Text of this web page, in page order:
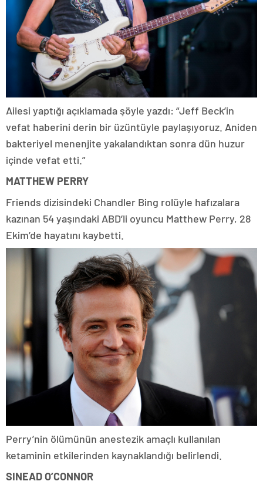
Ailesi yaptığı açıklamada şöyle yazdı: “Jeff Beck’in
vefat haberini derin bir üzüntüyle paylaşıyoruz. Aniden
bakteriyel menenjite yakalandıktan sonra dün huzur
içinde vefat etti.”
MATTHEW PERRY
Friends dizisindeki Chandler Bing rolüyle hafızalara
kazınan 54 yaşındaki ABD’li oyuncu Matthew Perry, 28
Ekim’de hayatını kaybetti.
Perry’nin ölümünün anestezik amaçlı kullanılan
ketaminin etkilerinden kaynaklandığı belirlendi.
SINEAD O’CONNOR